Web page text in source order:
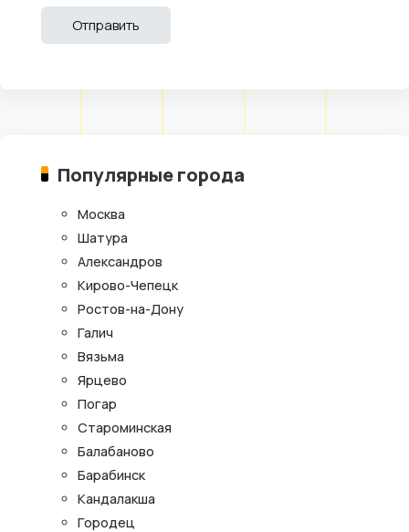
Популярные города
Москва
Шатура
Александров
Кирово-Чепецк
Ростов-на-Дону
Галич
Вязьма
Ярцево
Погар
Староминская
Балабаново
Барабинск
Кандалакша
Городец